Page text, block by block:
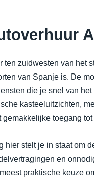
ten zuidwesten van het
van Spanje is. De
die je snel van
kasteeluitzichten,
gemakkelijke toegang
hier stelt je in staat om
en
praktische keuze